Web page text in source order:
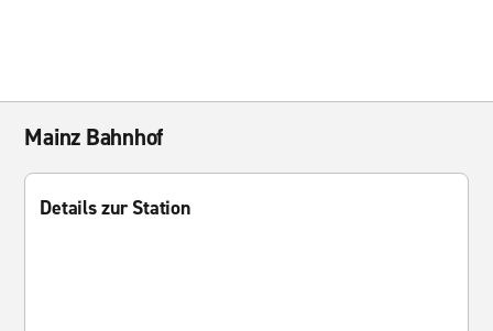
Mainz Bahnhof
Details zur Station